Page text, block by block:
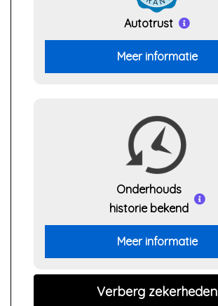
Autotrust
Meer informatie
Onderhouds
historie bekend
Meer informatie
Verberg zekerheden